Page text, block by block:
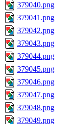
379040.png
379041.png
379042.png
379043.png
379044.png
379045.png
379046.png
379047.png
379048.png
379049.png